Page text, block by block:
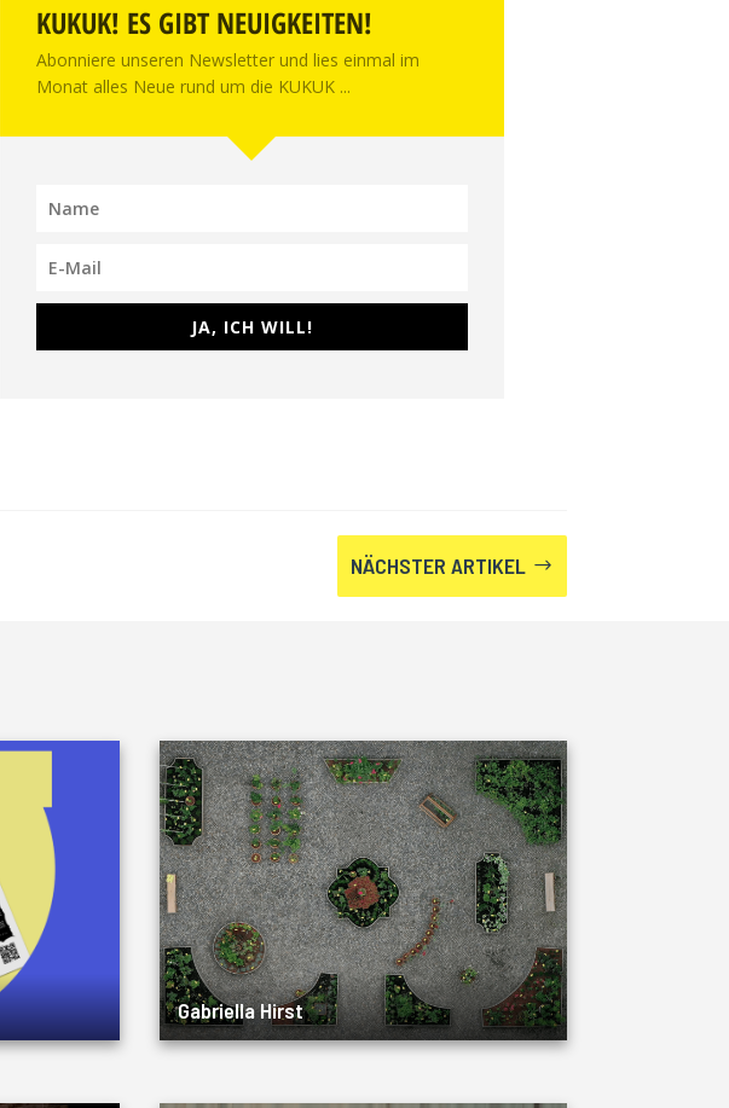
KUKUK! ES GIBT NEUIGKEITEN!
Abonniere unseren Newsletter und lies einmal im
Monat alles Neue rund um die KUKUK ...
JA, ICH WILL!
NÄCHSTER ARTIKEL $
Gabriella Hirst